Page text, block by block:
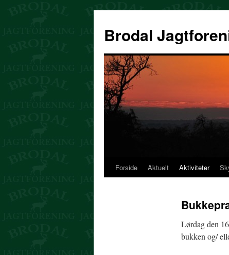
indhold
Brodal
Forside Aktuelt Aktiviteter
Lørdag den
bukken og/